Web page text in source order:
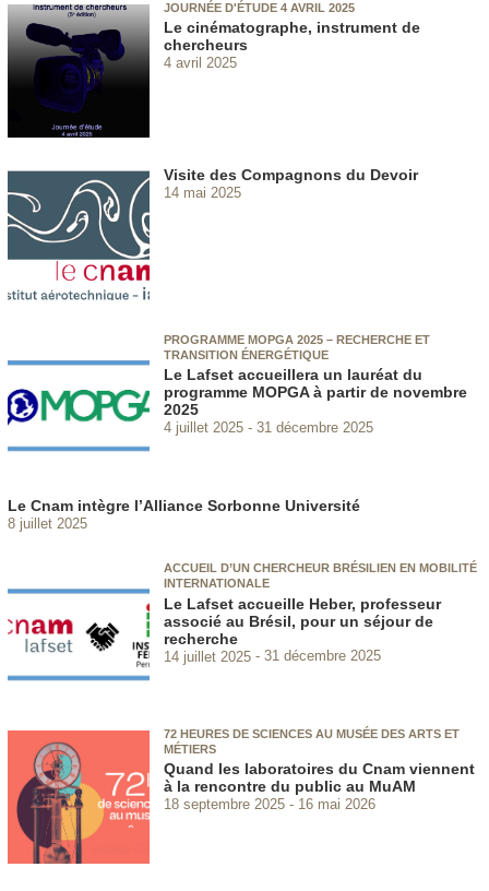
JOURNÉE D'ÉTUDE 4 AVRIL 2025
Le cinématographe, instrument de
chercheurs
4 avril 2025
Visite des Compagnons du Devoir
14 mai 2025
PROGRAMME MOPGA 2025 – RECHERCHE ET
TRANSITION ÉNERGÉTIQUE
Le Lafset accueillera un lauréat du
programme MOPGA à partir de novembre
2025
4 juillet 2025 31 décembre 2025
Le Cnam intègre l’Alliance Sorbonne Université
8 juillet 2025
ACCUEIL D’UN CHERCHEUR BRÉSILIEN EN MOBILITÉ
INTERNATIONALE
Le Lafset accueille Heber, professeur
associé au Brésil, pour un séjour de
recherche
14 juillet 2025 31 décembre 2025
72 HEURES DE SCIENCES AU MUSÉE DES ARTS ET
MÉTIERS
Quand les laboratoires du Cnam viennent
à la rencontre du public au MuAM
18 septembre 2025 16 mai 2026